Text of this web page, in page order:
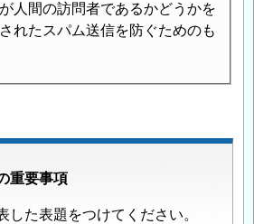
人間の訪問者であるかどうかを
れたスパム送信を防ぐためのも
重要事項
した表題をつけてください。